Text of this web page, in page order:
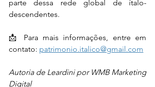
parte dessa rede global de ítalo-
descendentes.
📩 Para mais informações, entre em
contato: patrimonio.italico@gmail.com
Autoria de Leardini por WMB Marketing
Digital